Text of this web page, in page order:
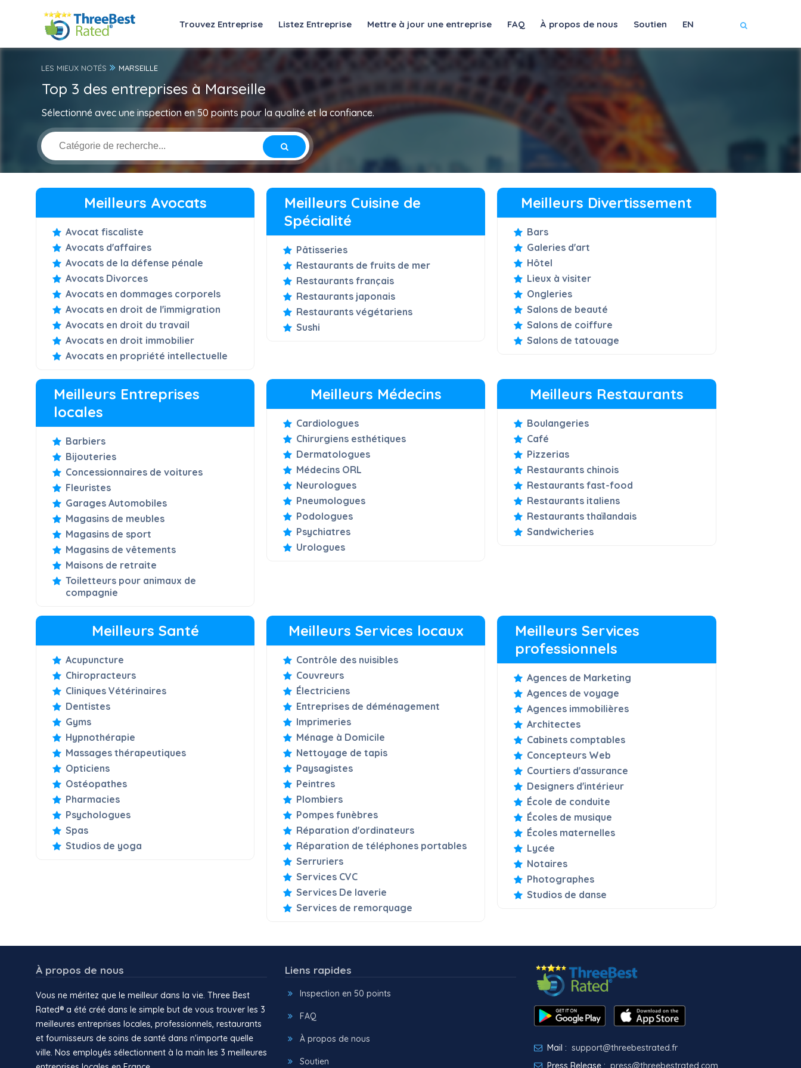
Trouvez Entreprise Listez Entreprise Mettre à jour une entreprise FAQ À propos de nous Soutien EN
LES MIEUX NOTÉS MARSEILLE
Top 3 des entreprises à Marseille
Sélectionné avec une inspection en 50 points pour la qualité et la confiance.
Meilleurs Avocats
Avocat fiscaliste
Avocats d'affaires
Avocats de la défense pénale
Avocats Divorces
Avocats en dommages corporels
Avocats en droit de l'immigration
Avocats en droit du travail
Avocats en droit immobilier
Avocats en propriété intellectuelle
Meilleurs Cuisine de
Spécialité
Pâtisseries
Restaurants de fruits de mer
Restaurants français
Restaurants japonais
Restaurants végétariens
Sushi
Meilleurs Divertissement
Bars
Galeries d'art
Hôtel
Lieux à visiter
Ongleries
Salons de beauté
Salons de coiffure
Salons de tatouage
Meilleurs Entreprises
locales
Barbiers
Bijouteries
Concessionnaires de voitures
Fleuristes
Garages Automobiles
Magasins de meubles
Magasins de sport
Magasins de vêtements
Maisons de retraite
Toiletteurs pour animaux de
compagnie
Meilleurs Médecins
Cardiologues
Chirurgiens esthétiques
Dermatologues
Médecins ORL
Neurologues
Pneumologues
Podologues
Psychiatres
Urologues
Meilleurs Restaurants
Boulangeries
Café
Pizzerias
Restaurants chinois
Restaurants fast-food
Restaurants italiens
Restaurants thaïlandais
Sandwicheries
Meilleurs Santé
Acupuncture
Chiropracteurs
Cliniques Vétérinaires
Dentistes
Gyms
Hypnothérapie
Massages thérapeutiques
Opticiens
Ostéopathes
Pharmacies
Psychologues
Spas
Studios de yoga
Meilleurs Services locaux
Contrôle des nuisibles
Couvreurs
Électriciens
Entreprises de déménagement
Imprimeries
Ménage à Domicile
Nettoyage de tapis
Paysagistes
Peintres
Plombiers
Pompes funèbres
Réparation d'ordinateurs
Réparation de téléphones portables
Serruriers
Services CVC
Services De laverie
Services de remorquage
Meilleurs Services
professionnels
Agences de Marketing
Agences de voyage
Agences immobilières
Architectes
Cabinets comptables
Concepteurs Web
Courtiers d'assurance
Designers d'intérieur
École de conduite
Écoles de musique
Écoles maternelles
Lycée
Notaires
Photographes
Studios de danse
À propos de nous
Vous ne méritez que le meilleur dans la vie. Three Best
Rated® a été créé dans le simple but de vous trouver les 3
meilleures entreprises locales, professionnels, restaurants
et fournisseurs de soins de santé dans n'importe quelle
ville. Nos employés sélectionnent à la main les 3 meilleures
Liens rapides
Inspection en 50 points
FAQ
À propos de nous
Soutien
Mail : support@threebestrated.fr
Press Release : press@threebestrated.com